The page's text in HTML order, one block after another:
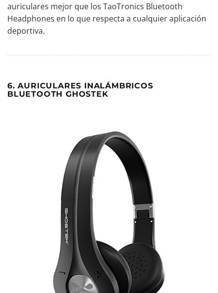
auriculares mejor que los TaoTronics Bluetooth
Headphones en lo que respecta a cualquier aplicación
deportiva.
6. AURICULARES INALÁMBRICOS
BLUETOOTH GHOSTEK